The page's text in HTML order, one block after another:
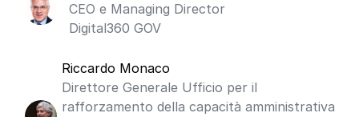
CEO e Managing Director
Digital360 GOV
Riccardo Monaco
Direttore Generale Ufficio per il
rafforzamento della capacità amministrativa